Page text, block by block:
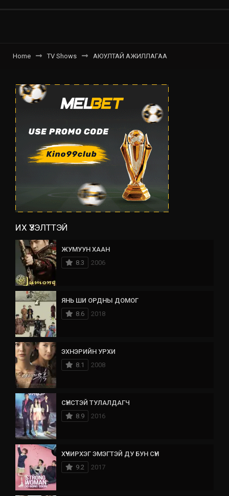
Home TV Shows АЮУЛТАЙ АЖИЛЛАГАА
ИХ ҮЗЭЛТТЭЙ
ЖУМУУН ХААН
8.3
2006
ЯНЬ ШИ ОРДНЫ ДОМОГ
8.6
2018
ЭХНЭРИЙН УРХИ
8.1
2008
СҮНСТЭЙ ТУЛАЛДАГЧ
8.9
2016
ХҮЧИРХЭГ ЭМЭГТЭЙ ДУ БУН СҮН
9.2
2017